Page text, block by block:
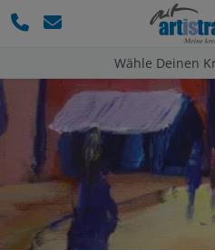
Wähle Deinen